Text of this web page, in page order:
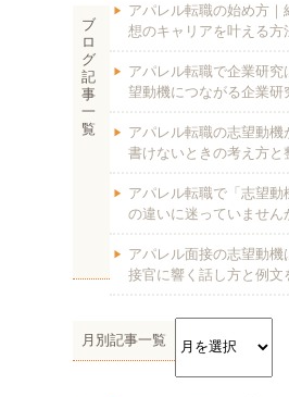
ブ
ロ
グ
記
事
一
覧
アパレル転職の始め方｜
想のキャリアを叶える方
アパレル転職で企業研究
望動機につながる企業研
アパレル転職の志望動機
書けないときの考え方と
アパレル転職で「志望動
の違いに迷っていません
アパレル面接の志望動
接官に響く話し方と例文
月別記事一覧